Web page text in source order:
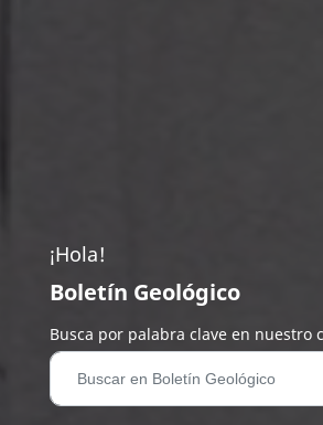
¡Hola!
Boletín Geológico
Busca por palabra clave en nuestro